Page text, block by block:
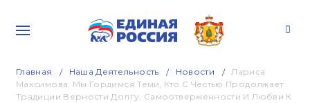
Главная Наша Деятельность Новости
Лариса
Максимова: Мы Гордимся Теми, Кто С Честью Продолжает
Традиции Верности Долгу, Самоотверженности И Любви К